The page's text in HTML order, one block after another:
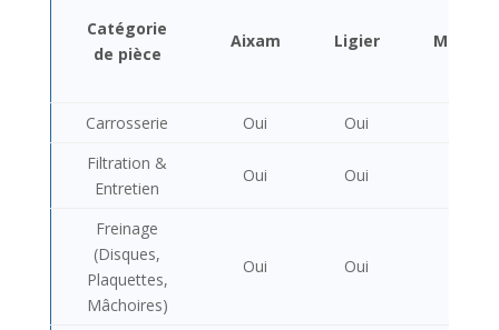
Catégorie
de pièce
Aixam Ligier
Carrosserie Oui Oui
Filtration &
Entretien
Oui Oui
Freinage
(Disques,
Plaquettes,
Mâchoires)
Oui Oui